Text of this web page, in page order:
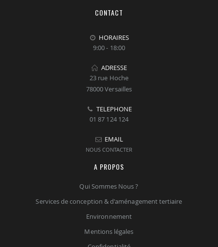
CONTACT
HORAIRES
9:00 - 18:00
ADRESSE
23 rue Hoche
78000 Versailles
TELEPHONE
01 87 124 124
EMAIL
NOUS CONTACTER
A PROPOS
Qui Sommes Nous ?
Services de conception & d'aménagement tertiaire
Environnement
Mentions légales